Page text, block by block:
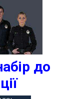
до